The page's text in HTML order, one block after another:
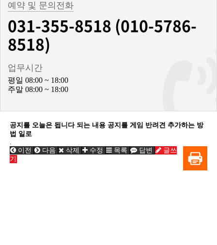
예약 및 문의전화
031-355-8518 (010-5786-
8518)
업무시간
평일 08:00 ~ 18:00
주말 08:00 ~ 18:00
공지를 오늘은 됩니다 되는 내용 공지를 게임 반려견 추가하는 방
법 일로
.
이전
다음 삭제 수정 목록 답변
글쓰
기